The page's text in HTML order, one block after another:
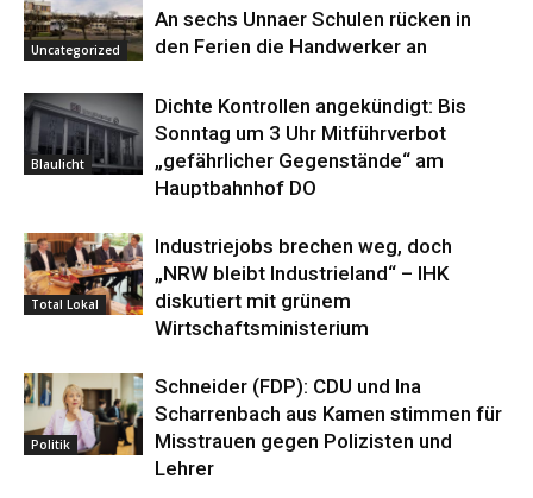
Uncategorized
An sechs Unnaer Schulen rücken in
den Ferien die Handwerker an
Blaulicht
Dichte Kontrollen angekündigt: Bis
Sonntag um 3 Uhr Mitführverbot
„gefährlicher Gegenstände“ am
Hauptbahnhof DO
Total Lokal
Industriejobs brechen weg, doch
„NRW bleibt Industrieland“ – IHK
diskutiert mit grünem
Wirtschaftsministerium
Politik
Schneider (FDP): CDU und Ina
Scharrenbach aus Kamen stimmen für
Misstrauen gegen Polizisten und
Lehrer